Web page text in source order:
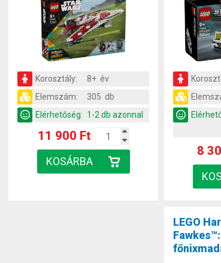
Korosztály:
8+ év
Elemszám:
305 db
Elérhetőség: 1-2 db azonnal
11 900 Ft
8
LEGO